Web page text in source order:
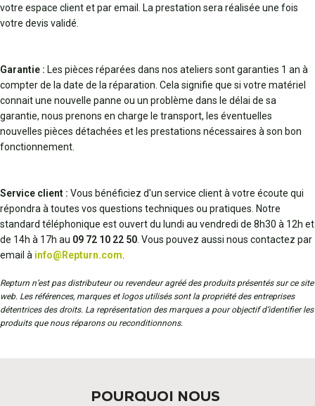
votre espace client et par email. La prestation sera réalisée une fois
votre devis validé.
Garantie : Les pièces réparées dans nos ateliers sont garanties 1 an à
compter de la date de la réparation. Cela signifie que si votre matériel
connait une nouvelle panne ou un problème dans le délai de sa
garantie, nous prenons en charge le transport, les éventuelles
nouvelles pièces détachées et les prestations nécessaires à son bon
fonctionnement.
Service client : Vous bénéficiez d'un service client à votre écoute qui
répondra à toutes vos questions techniques ou pratiques. Notre
standard téléphonique est ouvert du lundi au vendredi de 8h30 à 12h et
de 14h à 17h au 09 72 10 22 50 . Vous pouvez aussi nous contactez par
email à info@Repturn.com
Repturn n’est pas distributeur ou revendeur agréé des produits présentés sur ce site
web. Les références, marques et logos utilisés sont la propriété des entreprises
détentrices des droits. La représentation des marques a pour objectif d’identifier les
produits que nous réparons ou reconditionnons.
POURQUOI NOUS